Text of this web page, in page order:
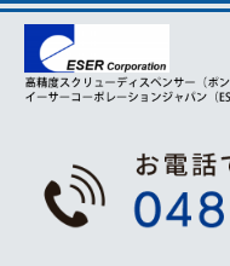
TOP
スクリュー 容積移送式